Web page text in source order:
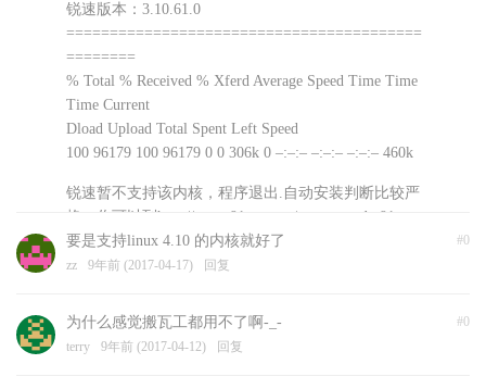
锐速版本：3.10.61.0
=========================================
========
% Total % Received % Xferd Average Speed Time Time
Time Current
Dload Upload Total Spent Left Speed
100 96179 100 96179 0 0 306k 0 –:–:– –:–:– –:–:– 460k
锐速暂不支持该内核，程序退出.自动安装判断比较严
格，你可以到http://www.91yun.org/serverspeeder91yun
手动下载安装文件尝试不同版本
浅爱 9年前 (2017-04-18) 回复
#0
要是支持linux 4.10 的内核就好了
zz 9年前 (2017-04-17) 回复
#0
为什么感觉搬瓦工都用不了啊-_-
terry 9年前 (2017-04-12) 回复